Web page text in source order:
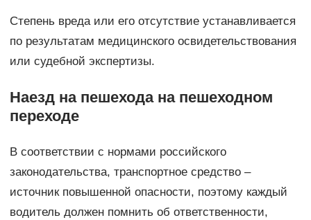
Степень вреда или его отсутствие устанавливается
по результатам медицинского освидетельствования
или судебной экспертизы.
Наезд на пешехода на пешеходном
переходе
В соответствии с нормами российского
законодательства, транспортное средство –
источник повышенной опасности, поэтому каждый
водитель должен помнить об ответственности,